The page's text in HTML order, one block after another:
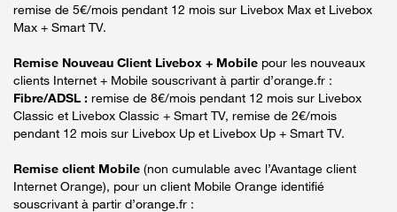
remise de 5€/mois pendant 12 mois sur Livebox Max et Livebox
Max + Smart TV.
Remise Nouveau Client Livebox + Mobile pour les nouveaux
clients Internet + Mobile souscrivant à partir d’orange.fr :
Fibre/ADSL : remise de 8€/mois pendant 12 mois sur Livebox
Classic et Livebox Classic + Smart TV, remise de 2€/mois
pendant 12 mois sur Livebox Up et Livebox Up + Smart TV.
Remise client Mobile (non cumulable avec l’Avantage client
Internet Orange), pour un client Mobile Orange identifié
souscrivant à partir d’orange.fr :